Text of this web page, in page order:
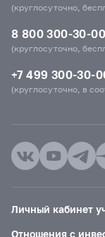
(круглосуточно,
8 800 300-30-00
(круглосуточно,
+7 499 300-30-
(круглосуточно, в
Личный кабинет
Отношения с